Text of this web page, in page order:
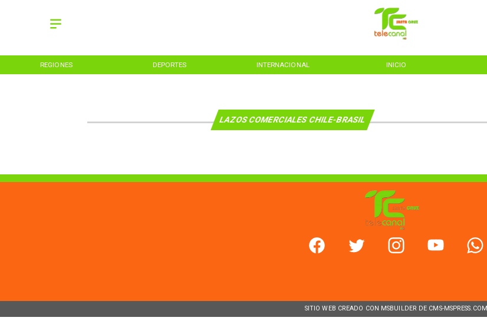
REGIONES DEPORTES INTERNACIONAL INICIO
LAZOS COMERCIALES CHILE-BRASIL
SITIO WEB CREADO CON MSBUILDER DE CMS-MSPRESS.COM